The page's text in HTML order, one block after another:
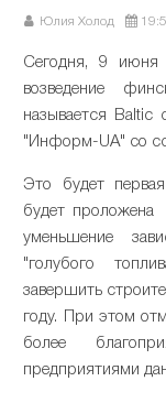
Юлия Холод
Сегодня, 9 июня
возведение
называется
"Информ-UA" со
Это будет
будет
уменьшение
"голубого
завершить
году. При этом
более
предприятиями